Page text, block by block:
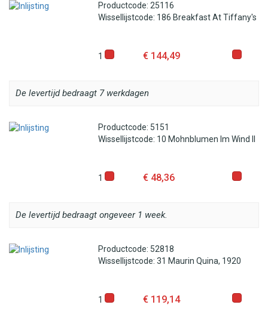
Productcode: 25116
Wissellijstcode: 186 Breakfast At Tiffany's
1 € 144,49
De levertijd bedraagt 7 werkdagen
Productcode: 5151
Wissellijstcode: 10 Mohnblumen Im Wind II
1 € 48,36
De levertijd bedraagt ongeveer 1 week.
Productcode: 52818
Wissellijstcode: 31 Maurin Quina, 1920
1 € 119,14